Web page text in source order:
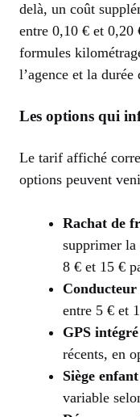
delà, un coût
entre 0,10 € et
formules
l’agence et la durée
Les options qui
Le tarif affiché
options peuvent
Rachat de
supprimer la
8 € et 15 €
entre 5 € et
GPS
récents, en
Siège
variable